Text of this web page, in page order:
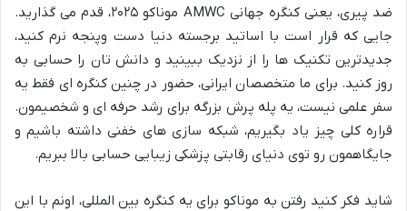
ضد پیری، یعنی کنگره جهانی AMWC موناکو ۲۰۲۵، قدم می گذارید.
جایی که قرار است با اساتید برجسته دنیا دست وپنجه نرم کنید،
جدیدترین تکنیک ها را از نزدیک ببینید و دانش تان را حسابی به
روز کنید. برای ما متخصصان ایرانی، حضور در چنین کنگره ای فقط یه
سفر علمی نیست، یه پله پرش بزرگه برای رشد حرفه ای و شخصیمون.
قراره کلی چیز یاد بگیریم، شبکه سازی های خفنی داشته باشیم و
جایگاهمون رو توی دنیای رقابتی پزشکی زیبایی حسابی بالا ببریم.
شاید فکر کنید رفتن به موناکو برای یه کنگره بین المللی، اونم با این